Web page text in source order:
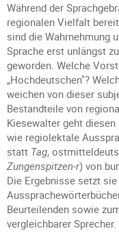
Während der
regionalen Vielfalt
sind die Wahrnehmung
Sprache erst unlängst
geworden. Welche
„Hochdeutschen"?
weichen von dieser
Bestandteile von
Kiesewalter geht
wie regiolektale
statt Tag,
Zungenspitzen-r) von
Die Ergebnisse setzt
Beurteilenden sowie
vergleichbarer Sprecher.